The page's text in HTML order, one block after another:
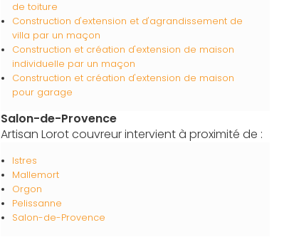
de toiture
Construction d'extension et d'agrandissement de
villa par un maçon
Construction et création d'extension de maison
individuelle par un maçon
Construction et création d'extension de maison
pour garage
Salon-de-Provence
Artisan Lorot couvreur intervient à proximité de :
Istres
Mallemort
Orgon
Pelissanne
Salon-de-Provence